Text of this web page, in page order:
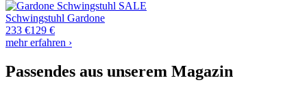
Schwingstuhl Gardone
233 €129 €
mehr erfahren ›
Passendes aus unserem Magazin